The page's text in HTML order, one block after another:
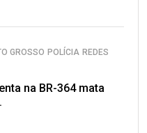
GROSSO POLÍCIA REDES
na BR-364 mata